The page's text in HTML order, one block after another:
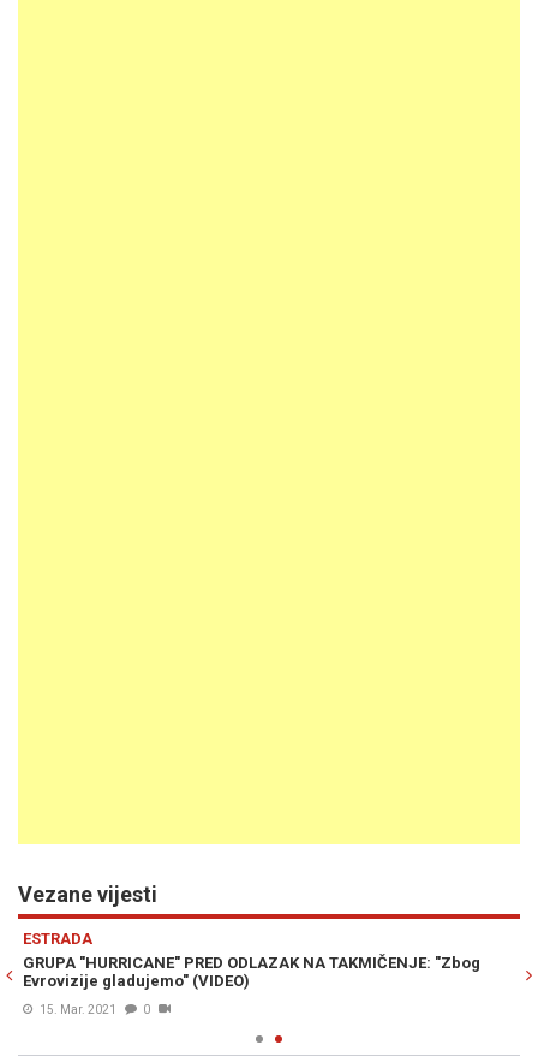
Vezane vijesti
ESTRADA
GRUPA "HURRICANE" PRED ODLAZAK NA TAKMIČENJE: "Zbog
Evrovizije gladujemo" (VIDEO)
15. Mar. 2021 0